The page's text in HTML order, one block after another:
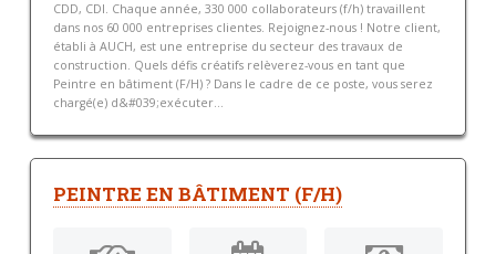
CDD, CDI. Chaque année, 330 000 collaborateurs (f/h) travaillent
dans nos 60 000 entreprises clientes. Rejoignez-nous ! Notre client,
établi à AUCH, est une entreprise du secteur des travaux de
construction. Quels défis créatifs relèverez-vous en tant que
Peintre en bâtiment (F/H) ? Dans le cadre de ce poste, vous serez
chargé(e) d&#039;exécuter...
PEINTRE EN BÂTIMENT (F/H)